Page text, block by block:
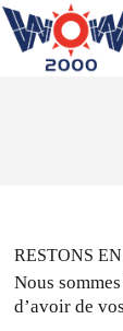
Passer
au
contenu
RESTONS
Nous
d’avoir de